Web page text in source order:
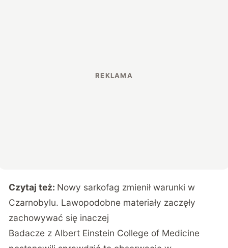
Czytaj też: Nowy sarkofag zmienił warunki w
Czarnobylu. Lawopodobne materiały zaczęły
zachowywać się inaczej
Badacze z Albert Einstein College of Medicine